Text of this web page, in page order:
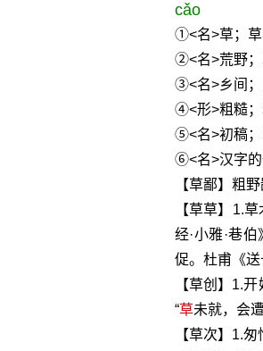
cǎo
①<名>草；草
②<名>荒野；
③<名>乡间；
④<形>粗糙；
⑤<名>初稿；
⑥<名>汉字的
【草鄙】粗
【草草】1.
经·小雅·巷
促。杜甫《
【草创】1.
“草未就，会
【草次】1.